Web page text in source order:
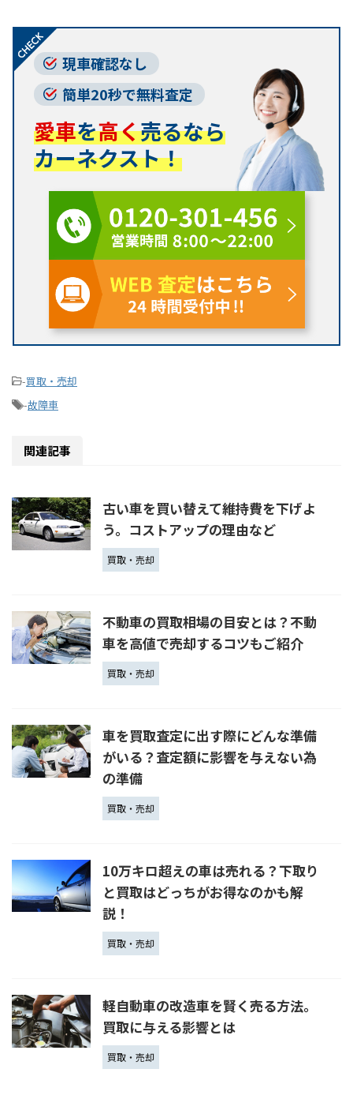
現車確認なし
簡単20秒で無料査定
愛車を高く売るなら
カーネクスト！
-買取・売却
-故障車
関連記事
古い車を買い替えて維持費を下げよ
う。コストアップの理由など
買取・売却
不動車の買取相場の目安とは？不動
車を高値で売却するコツもご紹介
買取・売却
車を買取査定に出す際にどんな準備
がいる？査定額に影響を与えない為
の準備
買取・売却
10万キロ超えの車は売れる？下取り
と買取はどっちがお得なのかも解
説！
買取・売却
軽自動車の改造車を賢く売る方法。
買取に与える影響とは
買取・売却